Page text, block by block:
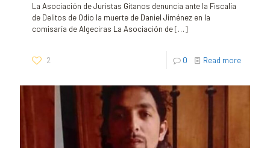
La Asociación de Juristas Gitanos denuncia ante la Fiscalía
de Delitos de Odio la muerte de Daniel Jiménez en la
comisaría de Algeciras La Asociación de[…]
2 0 Read more